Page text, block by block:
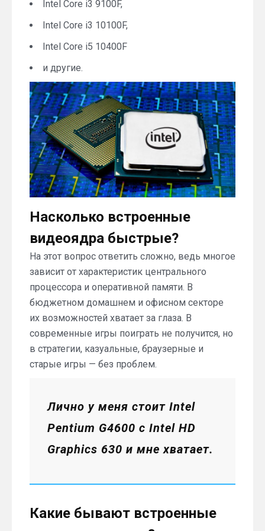
Intel Core i3 9100F,
Intel Core i3 10100F,
Intel Core i5 10400F
и другие.
Насколько встроенные
видеоядра быстрые?
На этот вопрос ответить сложно, ведь многое
зависит от характеристик центрального
процессора и оперативной памяти. В
бюджетном домашнем и офисном секторе
их возможностей хватает за глаза. В
современные игры поиграть не получится, но
в стратегии, казуальные, браузерные и
старые игры — без проблем.
Лично у меня стоит Intel
Pentium G4600 c Intel HD
Graphics 630 и мне хватает.
Какие бывают встроенные